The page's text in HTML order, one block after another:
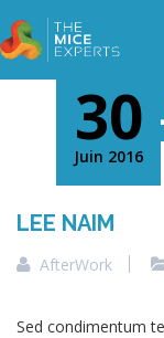
30
Juin 2016
LEE NAIM
AfterWork
Sed condimentum